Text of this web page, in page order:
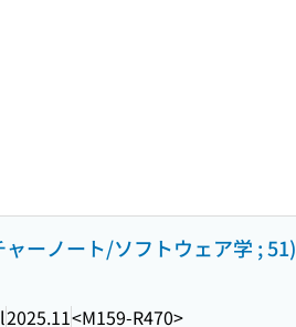
ーノート/ソフトウェア学 ; 51)
2025.11<M159-R470>